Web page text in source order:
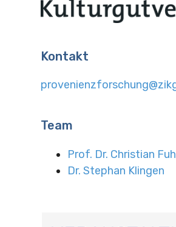
Kontakt
Team
Prof. Dr. Christian
Dr. Stephan Klingen